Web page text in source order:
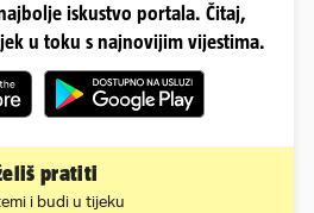
iskustvo portala. Čitaj,
u toku s najnovijim vijestima.
pratiti
i budi u tijeku